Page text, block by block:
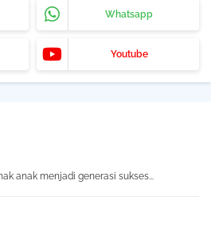
Whatsapp
Youtube
anak menjadi generasi sukses...